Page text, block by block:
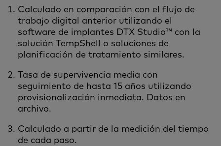
Calculado en comparación con el flujo de
trabajo digital anterior utilizando el
software de implantes DTX Studio™ con la
solución TempShell o soluciones de
planificación de tratamiento similares.
Tasa de supervivencia media con
seguimiento de hasta 15 años utilizando
provisionalización inmediata. Datos en
archivo.
Calculado a partir de la medición del tiempo
de cada paso.